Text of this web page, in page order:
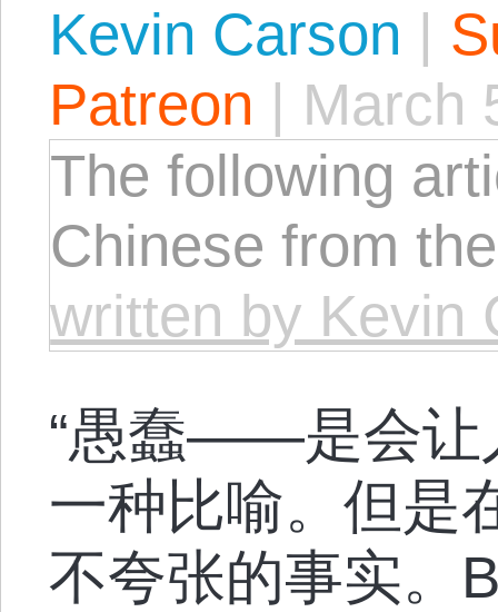
Kevin Carson |
Patreon | March
The following
Chinese from
written by Kevin
“愚蠢——是会让
一种比喻。但是
不夸张的事实。